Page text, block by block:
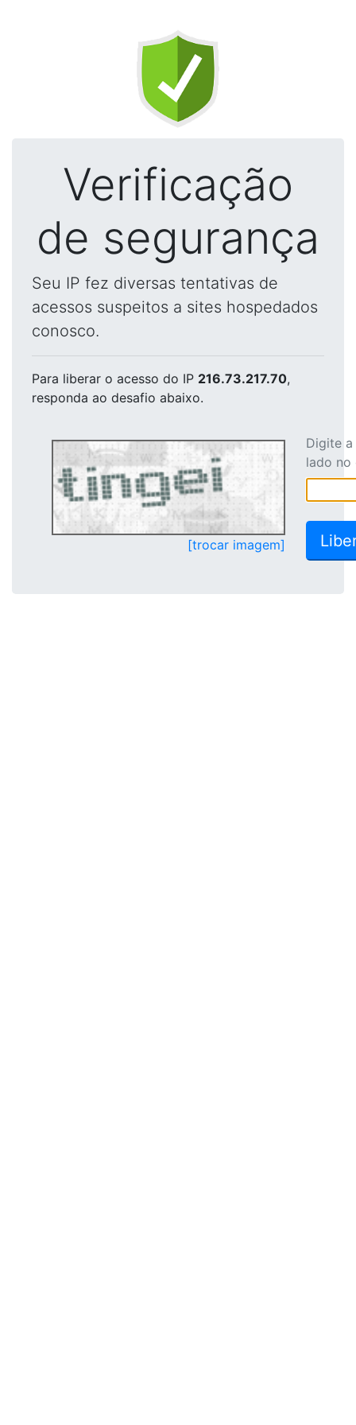
Verificação
de segurança
Seu IP fez diversas tentativas de
acessos suspeitos a sites hospedados
conosco.
Para liberar o acesso do IP 216.73.217.70,
responda ao desafio abaixo.
[trocar imagem]
Digite
lado no